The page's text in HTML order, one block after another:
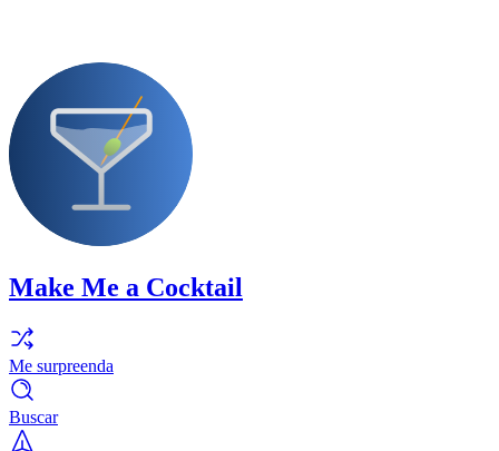
Make Me a Cocktail
Me surpreenda
Buscar